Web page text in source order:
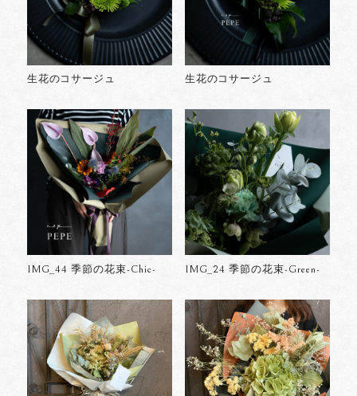
生花のコサージュ 生花のコサージュ
IMG_44 季節の花束-Chic- IMG_24 季節の花束-Green-